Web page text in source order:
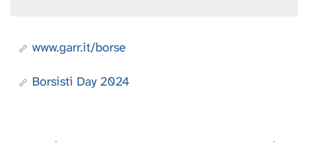
www.garr.it/borse
Borsisti Day 2024